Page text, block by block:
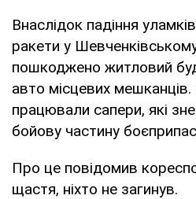
Внаслідок падіння
ракети у
пошкоджено житловий
авто місцевих мешканців.
працювали сапери, які
бойову частину
Про це повідомив
щастя, ніхто не загинув.